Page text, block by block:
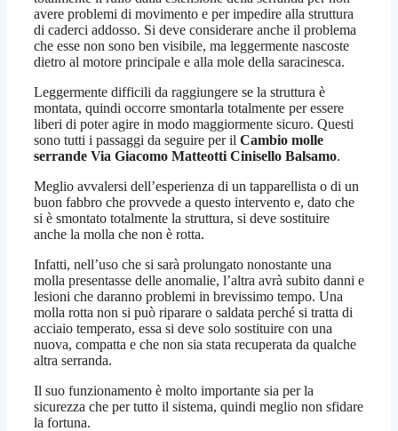
avere problemi di movimento e per impedire alla struttura
di caderci addosso. Si deve considerare anche il problema
che esse non sono ben visibile, ma leggermente nascoste
dietro al motore principale e alla mole della saracinesca.
Leggermente difficili da raggiungere se la struttura è
montata, quindi occorre smontarla totalmente per essere
liberi di poter agire in modo maggiormente sicuro. Questi
sono tutti i passaggi da seguire per il Cambio molle
serrande Via Giacomo Matteotti Cinisello Balsamo.
Meglio avvalersi dell’esperienza di un tapparellista o di un
buon fabbro che provvede a questo intervento e, dato che
si è smontato totalmente la struttura, si deve sostituire
anche la molla che non è rotta.
Infatti, nell’uso che si sarà prolungato nonostante una
molla presentasse delle anomalie, l’altra avrà subito danni e
lesioni che daranno problemi in brevissimo tempo. Una
molla rotta non si può riparare o saldata perché si tratta di
acciaio temperato, essa si deve solo sostituire con una
nuova, compatta e che non sia stata recuperata da qualche
altra serranda.
Il suo funzionamento è molto importante sia per la
sicurezza che per tutto il sistema, quindi meglio non sfidare
la fortuna.